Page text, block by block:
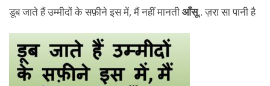
डूब जाते हैं उम्मीदों के सफ़ीने इस में, मैं नहीं मानतीआँसू.. ज़रा सा पानी है